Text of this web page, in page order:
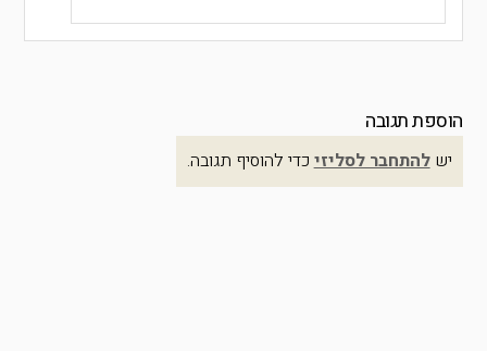
הוספת תגובה
ישלהתחבר לסליזיכדי להוסיף תגובה.